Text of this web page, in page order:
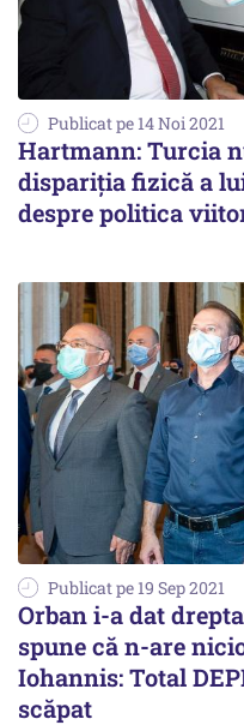
Publicat pe 14 Noi 2021
Hartmann: Turcia
dispariția fizică a
despre politica
Publicat pe 19 Sep 2021
Orban i-a dat
spune că n-are
Iohannis: Total
scăpat